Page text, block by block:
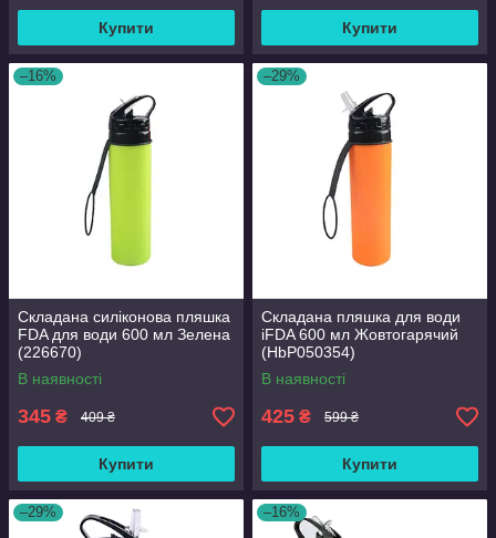
Купити Купити
–16%
Складана силіконова пляшка
FDA для води 600 мл Зелена
(226670)
В наявності
345 ₴ 409 ₴
Купити
–29%
Складана пляшка для води
iFDA 600 мл Жовтогарячий
(HbP050354)
В наявності
425 ₴ 599 ₴
Купити
–29% –16%